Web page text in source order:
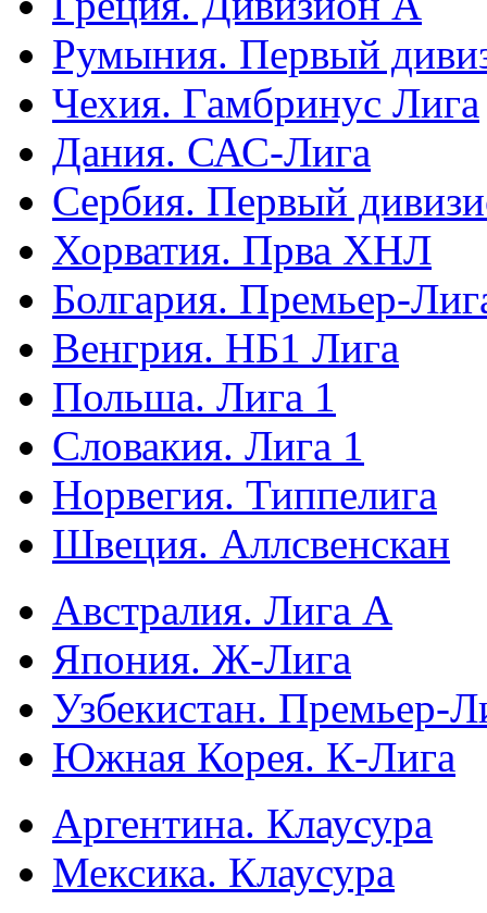
Румыния. Первый
Чехия. Гамбринус Лига
Дания. САС-Лига
Сербия. Первый
Хорватия. Прва ХНЛ
Болгария. Премьер-
Венгрия. НБ1 Лига
Польша. Лига 1
Словакия. Лига 1
Норвегия. Типпелига
Швеция. Аллсвенскан
Австралия. Лига А
Япония. Ж-Лига
Узбекистан. Премьер-
Южная Корея. К-Лига
Аргентина. Клаусура
Мексика. Клаусура